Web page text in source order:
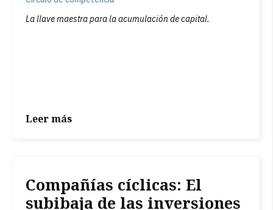
La llave maestra para la acumulación de capital.
Leer más
Compañías cíclicas: El
subibaja de las inversiones